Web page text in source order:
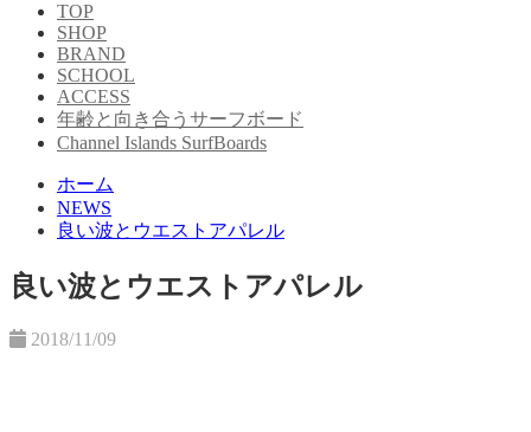
TOP
SHOP
BRAND
SCHOOL
ACCESS
年齢と向き合うサーフボード
Channel Islands SurfBoards
ホーム
NEWS
良い波とウエストアパレル
良い波とウエストアパレル
2018/11/09